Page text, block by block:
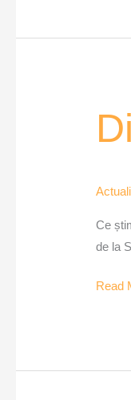
Ce
de la
facială
Read